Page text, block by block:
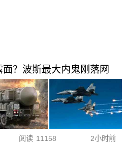
？波斯最大内鬼刚落网
阅读 11158 2小时前